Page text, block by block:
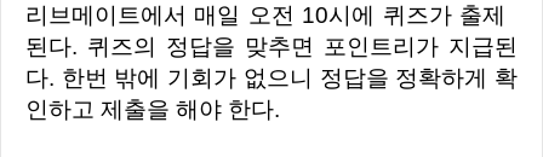
리브메이트에서 매일 오전 10시에 퀴즈가 출제
된다. 퀴즈의 정답을 맞추면 포인트리가 지급된
다. 한번 밖에 기회가 없으니 정답을 정확하게 확
인하고 제출을 해야 한다.